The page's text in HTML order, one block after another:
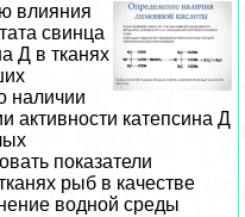
влияния
свинца
Д в тканях
наличии
активности катепсина Д
показатели
рыб в качестве
водной среды